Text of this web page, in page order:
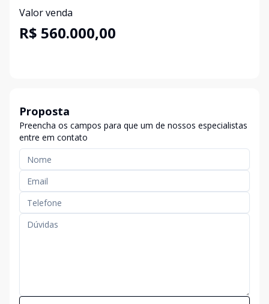
Valor venda
R$ 560.000,00
Proposta
Preencha os campos para que um de nossos especialistas
entre em contato